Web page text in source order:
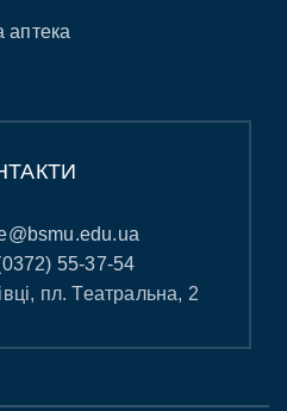
аптека
55-37-54
пл. Театральна, 2